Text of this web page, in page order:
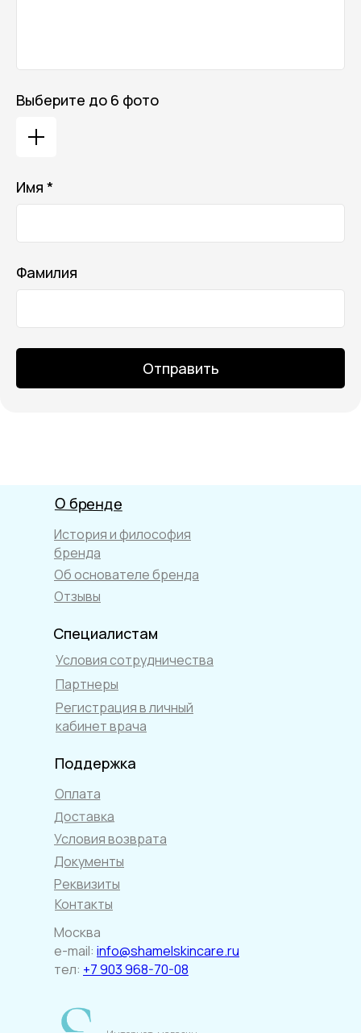
Выберите до 6 фото
Имя *
Фамилия
Отправить
Москва
e-mail: info@shamelskincare.ru
тел: +7 903 968-70-08
Доставка
Оплата
Условия возврата
Документы
Реквизиты
Контакты
Поддержка
Специалистам
Условия сотрудничества
Партнеры
Регистрация в личный
кабинет врача
История и философия
бренда
Об основателе бренда
Отзывы
О бренде